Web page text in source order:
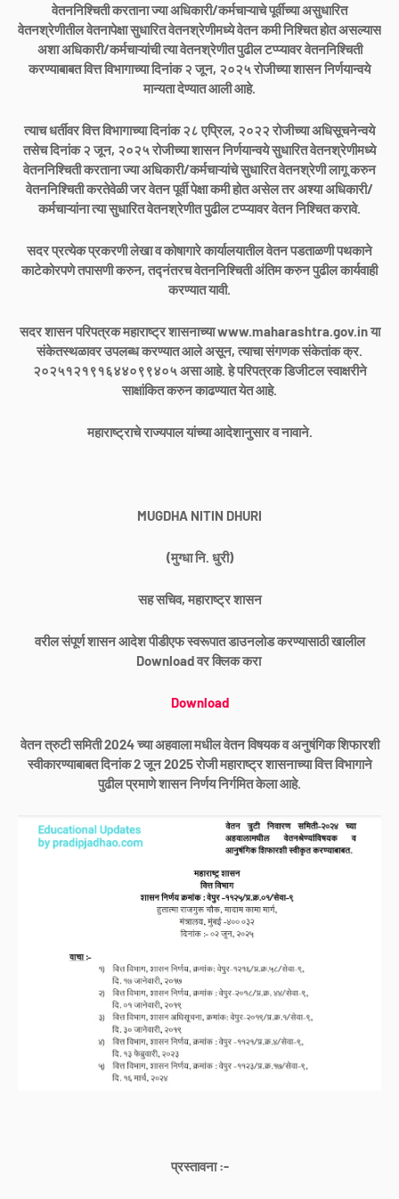
वेतननिश्चिती करताना ज्या अधिकारी/कर्मचाऱ्याचे पूर्वीच्या असुधारित
वेतनश्रेणीतील वेतनापेक्षा सुधारित वेतनश्रेणीमध्ये वेतन कमी निश्चित होत असल्यास
अशा अधिकारी/कर्मचाऱ्यांची त्या वेतनश्रेणीत पुढील टप्प्यावर वेतननिश्चिती
करण्याबाबत वित्त विभागाच्या दिनांक २ जून, २०२५ रोजीच्या शासन निर्णयान्वये
मान्यता देण्यात आली आहे.
त्याच धर्तीवर वित्त विभागाच्या दिनांक २८ एप्रिल, २०२२ रोजीच्या अधिसूचनेन्वये
तसेच दिनांक २ जून, २०२५ रोजीच्या शासन निर्णयान्वये सुधारित वेतनश्रेणीमध्ये
वेतननिश्चिती करताना ज्या अधिकारी/कर्मचाऱ्यांचे सुधारित वेतनश्रेणी लागू करुन
वेतननिश्चिती करतेवेळी जर वेतन पूर्वी पेक्षा कमी होत असेल तर अश्या अधिकारी/
कर्मचाऱ्यांना त्या सुधारित वेतनश्रेणीत पुढील टप्प्यावर वेतन निश्चित करावे.
सदर प्रत्येक प्रकरणी लेखा व कोषागारे कार्यालयातील वेतन पडताळणी पथकाने
काटेकोरपणे तपासणी करुन, तद्नंतरच वेतननिश्चिती अंतिम करुन पुढील कार्यवाही
करण्यात यावी.
सदर शासन परिपत्रक महाराष्ट्र शासनाच्या www.maharashtra.gov.in या
संकेतस्थळावर उपलब्ध करण्यात आले असून, त्याचा संगणक संकेतांक क्र.
२०२५१२१९१६४४०९९४०५ असा आहे. हे परिपत्रक डिजीटल स्वाक्षरीने
साक्षांकित करुन काढण्यात येत आहे.
महाराष्ट्राचे राज्यपाल यांच्या आदेशानुसार व नावाने.
MUGDHA NITIN DHURI
(मुग्धा नि. धुरी)
सह सचिव, महाराष्ट्र शासन
वरील संपूर्ण शासन आदेश पीडीएफ स्वरूपात डाउनलोड करण्यासाठी खालील
Download वर क्लिक करा
Download
वेतन त्रुटी समिती 2024 च्या अहवाला मधील वेतन विषयक व अनुषंगिक शिफारशी
स्वीकारण्याबाबत दिनांक 2 जून 2025 रोजी महाराष्ट्र शासनाच्या वित्त विभागाने
पुढील प्रमाणे शासन निर्णय निर्गमित केला आहे.
प्रस्तावना :-